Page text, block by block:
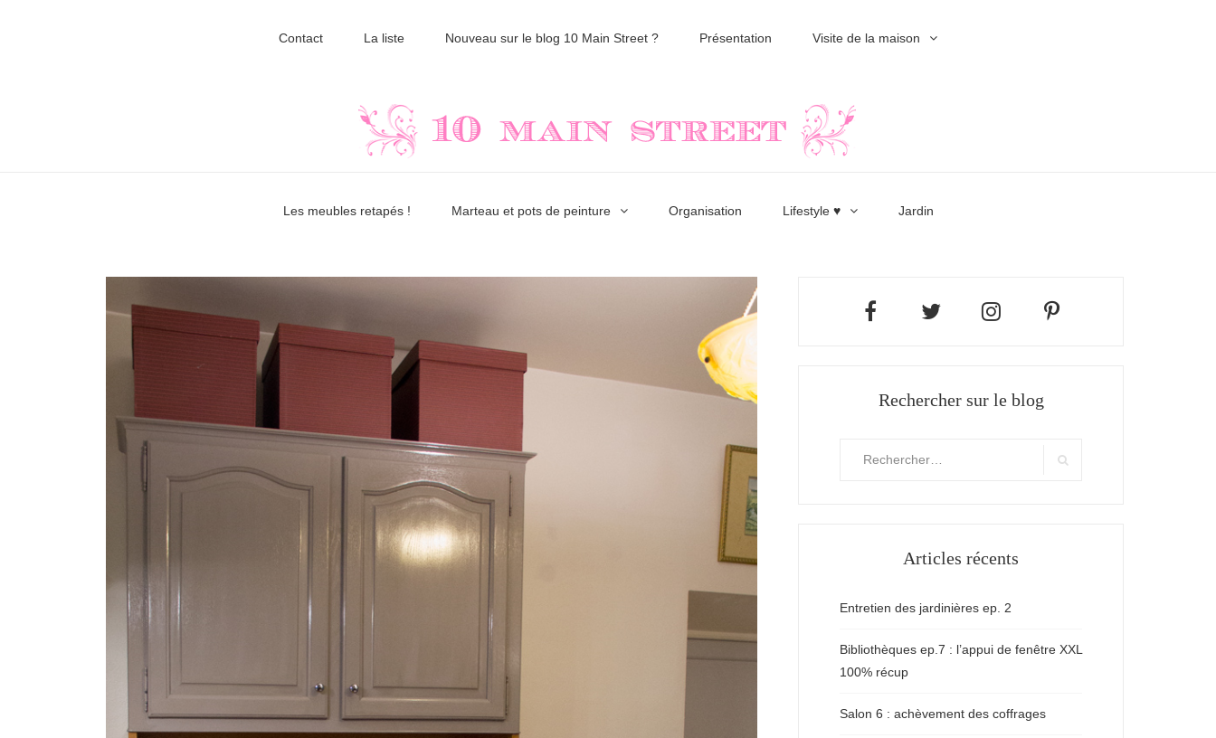
Contact La liste Nouveau sur le blog 10 Main Street ? Présentation Visite de la maison
Les meubles retapés ! Marteau et pots de peinture Organisation Lifestyle ♥ Jardin
Rechercher sur le blog
Articles récents
Entretien des jardinières ep. 2
Bibliothèques ep.7 : l’appui de fenêtre XXL
100% récup
Salon 6 : achèvement des coffrages